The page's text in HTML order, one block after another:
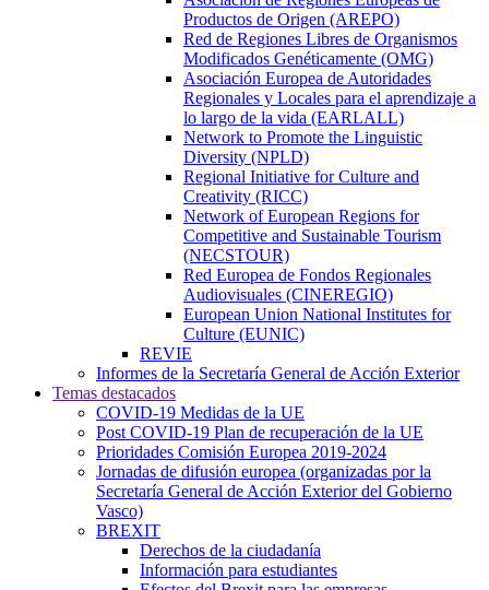
Productos de Origen (AREPO)
Red de Regiones Libres de Organismos
Modificados Genéticamente (OMG)
Asociación Europea de Autoridades
Regionales y Locales para el aprendizaje a
lo largo de la vida (EARLALL)
Network to Promote the Linguistic
Diversity (NPLD)
Regional Initiative for Culture and
Creativity (RICC)
Network of European Regions for
Competitive and Sustainable Tourism
(NECSTOUR)
Red Europea de Fondos Regionales
Audiovisuales (CINEREGIO)
European Union National Institutes for
Culture (EUNIC)
REVIE
Informes de la Secretaría General de Acción Exterior
Temas destacados
COVID-19 Medidas de la UE
Post COVID-19 Plan de recuperación de la UE
Prioridades Comisión Europea 2019-2024
Jornadas de difusión europea (organizadas por la
Secretaría General de Acción Exterior del Gobierno
Vasco)
BREXIT
Derechos de la ciudadanía
Información para estudiantes